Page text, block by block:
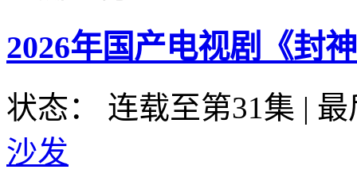
2026年国产电视剧《封
状态： 连载至第31集 | 最
沙发